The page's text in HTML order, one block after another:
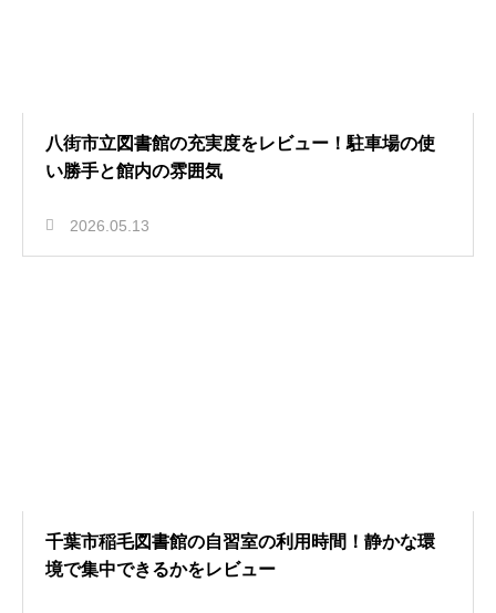
八街市立図書館の充実度をレビュー！駐車場の使
い勝手と館内の雰囲気
2026.05.13
千葉市稲毛図書館の自習室の利用時間！静かな環
境で集中できるかをレビュー